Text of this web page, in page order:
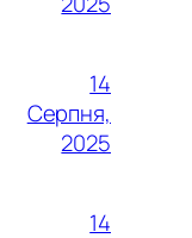
14
Серпня,
2025
14